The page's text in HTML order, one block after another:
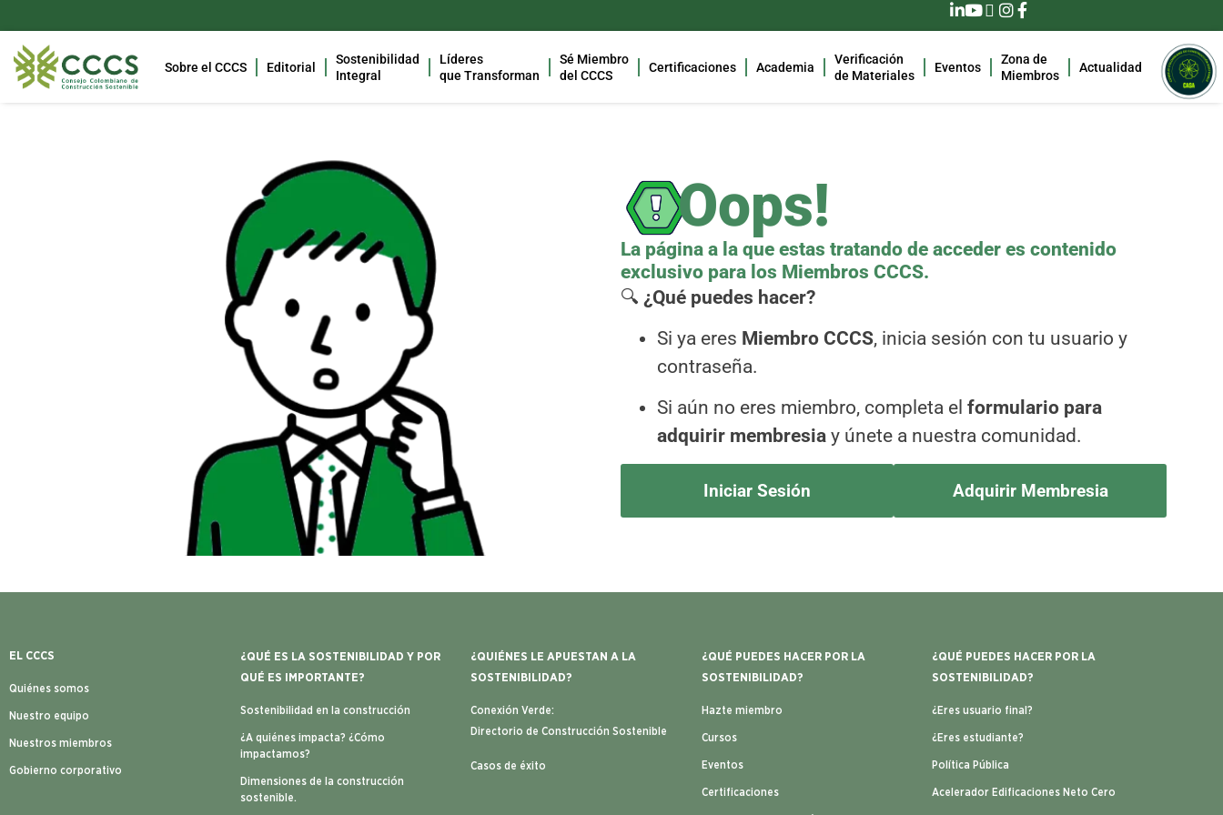
Sobre el CCCS Editorial
Sostenibilidad
Integral
Líderes
que Transforman
Sé Miembro
del CCCS
Certificaciones Academia
Verificación
de Materiales
Eventos
Zona de
Miembros
Actualidad
Oops!
La página a la que estas tratando de acceder es contenido
exclusivo para los Miembros CCCS.
🔍 ¿Qué puedes hacer?
Si ya eres Miembro CCCS, inicia sesión con tu usuario y
contraseña.
Si aún no eres miembro, completa el formulario para
adquirir membresia y únete a nuestra comunidad.
Iniciar Sesión Adquirir Membresia
EL CCCS
Quiénes somos
Nuestro equipo
Nuestros miembros
Gobierno corporativo
¿QUÉ ES LA SOSTENIBILIDAD Y POR
QUÉ ES IMPORTANTE?
Sostenibilidad en la construcción
¿A quiénes impacta? ¿Cómo
impactamos?
Dimensiones de la construcción
sostenible.
¿QUIÉNES LE APUESTAN A LA
SOSTENIBILIDAD?
Conexión Verde:
Directorio de Construcción Sostenible
Casos de éxito
¿QUÉ PUEDES HACER POR LA
SOSTENIBILIDAD?
Hazte miembro
Cursos
Eventos
Certificaciones
¿QUÉ PUEDES HACER POR LA
SOSTENIBILIDAD?
¿Eres usuario final?
¿Eres estudiante?
Política Pública
Acelerador Edificaciones Neto Cero